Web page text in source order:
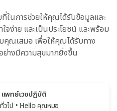
ในการช่วยให้คุณได้รับข้อมูลและ
จง่าย และเป็นประโยชน์ และพร้อม
คุณเสมอ เพื่อให้คุณได้รับทาง
ย่างมีความสุขมากยิ่งขึ้น
พทย์เวชปฏิบัติ
วไป • Hello คุณหมอ